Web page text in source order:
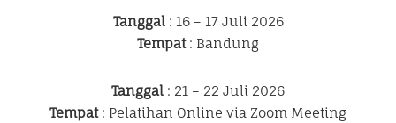
Tanggal: 16 – 17 Juli 2026
Tempat: Bandung
Tanggal : 21 – 22 Juli 2026
Tempat: Pelatihan Online via Zoom Meeting